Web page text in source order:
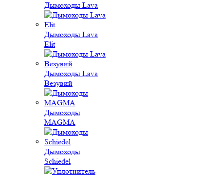
Дымоходы Lava
Дымоходы Lava
Elit
Дымоходы Lava
Везувий
Дымоходы
MAGMA
Дымоходы
Schiedel